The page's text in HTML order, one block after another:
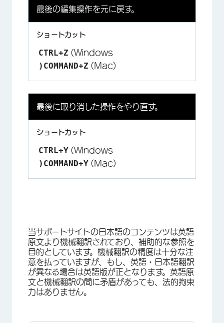
最後の編集操作を元に戻す。
CTRL+Z (Windows
)COMMAND+Z (Mac)
最後に取り消した操作をやり直す。
CTRL+Y (Windows
)COMMAND+Y (Mac)
当サポートサイトの日本語のコンテンツは英語
原文より機械翻訳されており、補助的な参照を
目的としています。機械翻訳の精度は十分な注
意を払っていますが、もし、英語・日本語翻訳
が異なる場合は英語版が正となります。英語原
文と機械翻訳の間に矛盾があっても、法的拘束
力はありません。